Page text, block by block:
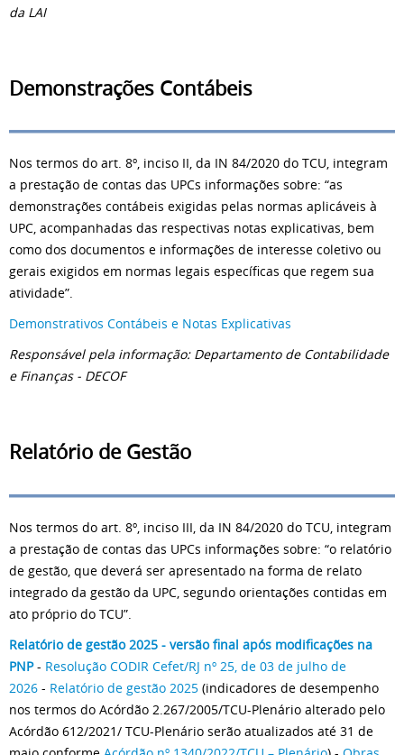
da LAI
Demonstrações Contábeis
Nos termos do art. 8º, inciso II, da IN 84/2020 do TCU, integram
a prestação de contas das UPCs informações sobre: “as
demonstrações contábeis exigidas pelas normas aplicáveis à
UPC, acompanhadas das respectivas notas explicativas, bem
como dos documentos e informações de interesse coletivo ou
gerais exigidos em normas legais específicas que regem sua
atividade”.
Demonstrativos Contábeis e Notas Explicativas
Responsável pela informação: Departamento de Contabilidade
e Finanças - DECOF
Relatório de Gestão
Nos termos do art. 8º, inciso III, da IN 84/2020 do TCU, integram
a prestação de contas das UPCs informações sobre: “o relatório
de gestão, que deverá ser apresentado na forma de relato
integrado da gestão da UPC, segundo orientações contidas em
ato próprio do TCU”.
Relatório de gestão 2025 - versão final após modificações na
PNP- Resolução CODIR Cefet/RJ nº 25, de 03 de julho de
2026 - Relatório de gestão 2025 (indicadores de desempenho
nos termos do Acórdão 2.267/2005/TCU-Plenário alterado pelo
Acórdão 612/2021/ TCU-Plenário serão atualizados até 31 de